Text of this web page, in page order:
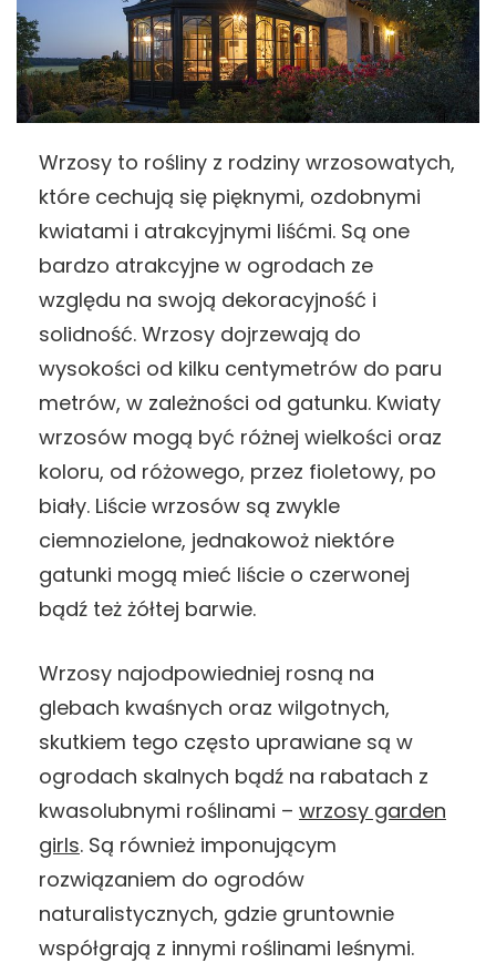
Wrzosy to rośliny z rodziny wrzosowatych,
które cechują się pięknymi, ozdobnymi
kwiatami i atrakcyjnymi liśćmi. Są one
bardzo atrakcyjne w ogrodach ze
względu na swoją dekoracyjność i
solidność. Wrzosy dojrzewają do
wysokości od kilku centymetrów do paru
metrów, w zależności od gatunku. Kwiaty
wrzosów mogą być różnej wielkości oraz
koloru, od różowego, przez fioletowy, po
biały. Liście wrzosów są zwykle
ciemnozielone, jednakowoż niektóre
gatunki mogą mieć liście o czerwonej
bądź też żółtej barwie.
Wrzosy najodpowiedniej rosną na
glebach kwaśnych oraz wilgotnych,
skutkiem tego często uprawiane są w
ogrodach skalnych bądź na rabatach z
kwasolubnymi roślinami – wrzosy garden
girls. Są również imponującym
rozwiązaniem do ogrodów
naturalistycznych, gdzie gruntownie
współgrają z innymi roślinami leśnymi.